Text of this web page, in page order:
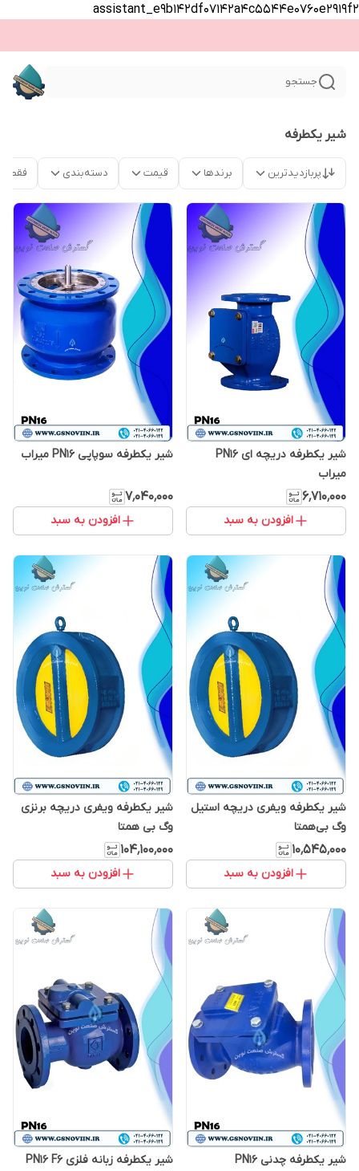
assistant_e9b142df07142a4c5544e0760e2919f2
جستجو
شیر یکطرفه
پربازدیدترین برندها قیمت دسته‌بندی فقط
شیر یکطرفه دریچه ای PN16
میراب
۶٬۷۱۰٬۰۰۰
افزودن به سبد
شیر یکطرفه سوپاپی PN16 میراب
۷٬۰۴۰٬۰۰۰
افزودن به سبد
شیر یکطرفه ویفری دریچه استیل
وگ بی‌همتا
۱۰٬۵۴۵٬۰۰۰
افزودن به سبد
شیر یکطرفه ویفری دریچه برنزی
وگ بی همتا
۱۰۴٬۱۰۰٬۰۰۰
افزودن به سبد
شیر یکطرفه چدنی PN16
شیر یکطرفه زبانه فلزی PN16 F6